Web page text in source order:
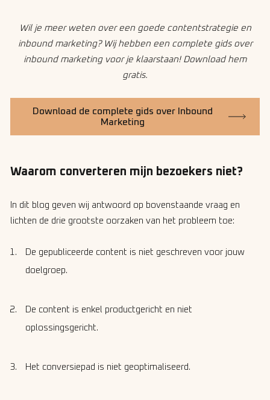
Wil je meer weten over een goede contentstrategie en
inbound marketing? Wij hebben een complete gids over
inbound marketing voor je klaarstaan! Download hem
gratis.
Download de complete gids over Inbound
Marketing
Waarom converteren mijn bezoekers niet?
In dit blog geven wij antwoord op bovenstaande vraag en
lichten de drie grootste oorzaken van het probleem toe:
De gepubliceerde content is niet geschreven voor jouw
doelgroep.
De content is enkel productgericht en niet
oplossingsgericht.
Het conversiepad is niet geoptimaliseerd.